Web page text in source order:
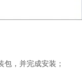
包，并完成安装；